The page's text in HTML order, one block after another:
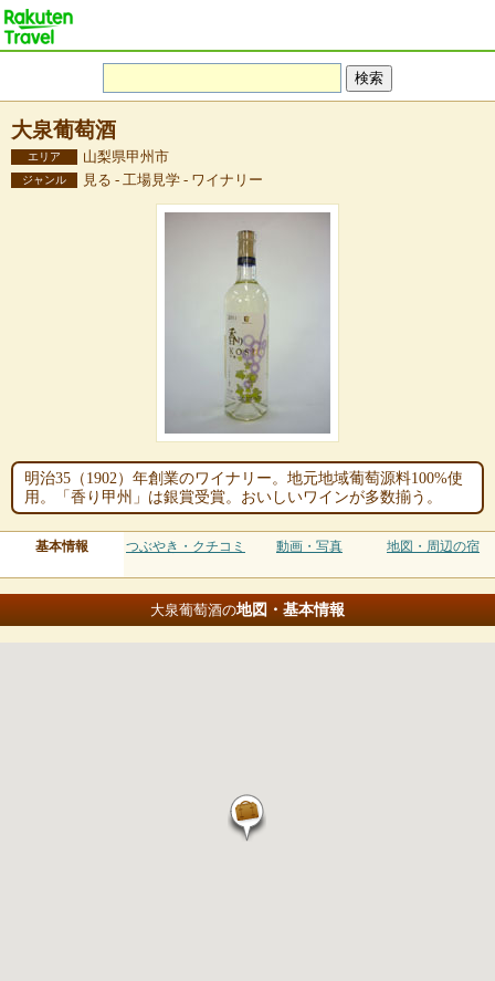
大泉葡萄酒
エリア 山梨県甲州市
ジャンル 見る - 工場見学 - ワイナリー
明治35（1902）年創業のワイナリー。地元地域葡萄源料100%使
用。「香り甲州」は銀賞受賞。おいしいワインが多数揃う。
基本情報 つぶやき・クチコミ 動画・写真 地図・周辺の宿
大泉葡萄酒の地図・基本情報